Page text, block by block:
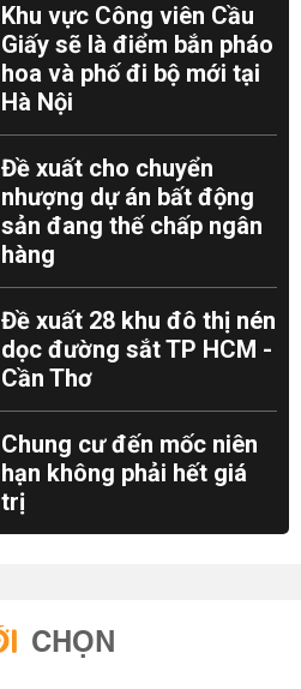
Khu vực Công viên Cầu
Giấy sẽ là điểm bắn pháo
hoa và phố đi bộ mới tại
Hà Nội
Đề xuất cho chuyển
nhượng dự án bất động
sản đang thế chấp ngân
hàng
Đề xuất 28 khu đô thị nén
dọc đường sắt TP HCM -
Cần Thơ
Chung cư đến mốc niên
hạn không phải hết giá
trị
CHỌN